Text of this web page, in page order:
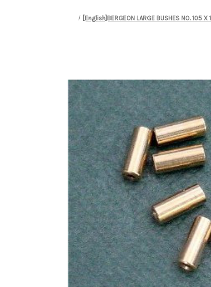
[English]BERGEON LARGE BUSHES NO. 105